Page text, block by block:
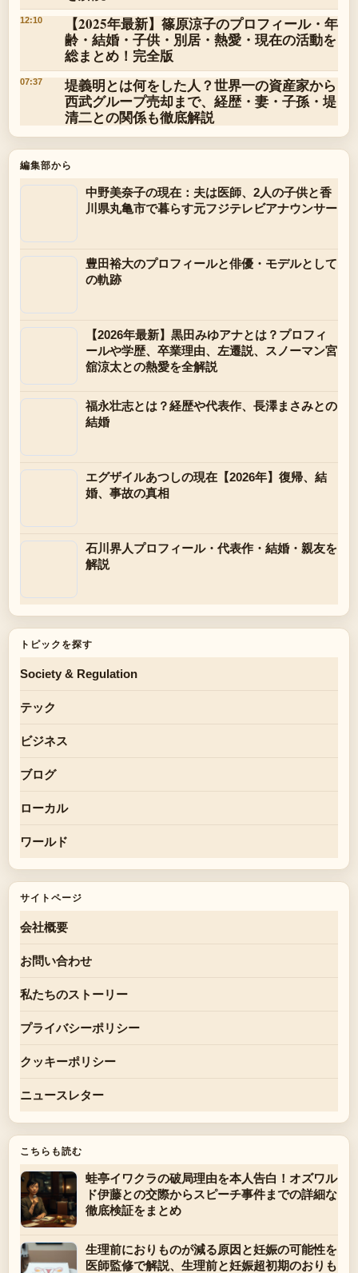
12:10
【2025年最新】篠原涼子のプロフィール・年
齢・結婚・子供・別居・熱愛・現在の活動を
総まとめ！完全版
07:37
堤義明とは何をした人？世界一の資産家から
西武グループ売却まで、経歴・妻・子孫・堤
清二との関係も徹底解説
編集部から
中野美奈子の現在：夫は医師、2人の子供と香
川県丸亀市で暮らす元フジテレビアナウンサー
豊田裕大のプロフィールと俳優・モデルとして
の軌跡
【2026年最新】黒田みゆアナとは？プロフィ
ールや学歴、卒業理由、左遷説、スノーマン宮
舘涼太との熱愛を全解説
福永壮志とは？経歴や代表作、長澤まさみとの
結婚
エグザイルあつしの現在【2026年】復帰、結
婚、事故の真相
石川界人プロフィール・代表作・結婚・親友を
解説
トピックを探す
Society & Regulation
テック
ビジネス
ブログ
ローカル
ワールド
サイトページ
会社概要
お問い合わせ
私たちのストーリー
プライバシーポリシー
クッキーポリシー
ニュースレター
こちらも読む
蛙亭イワクラの破局理由を本人告白！オズワル
ド伊藤との交際からスピーチ事件までの詳細な
徹底検証をまとめ
生理前におりものが減る原因と妊娠の可能性を
医師監修で解説、生理前と妊娠超初期のおりも